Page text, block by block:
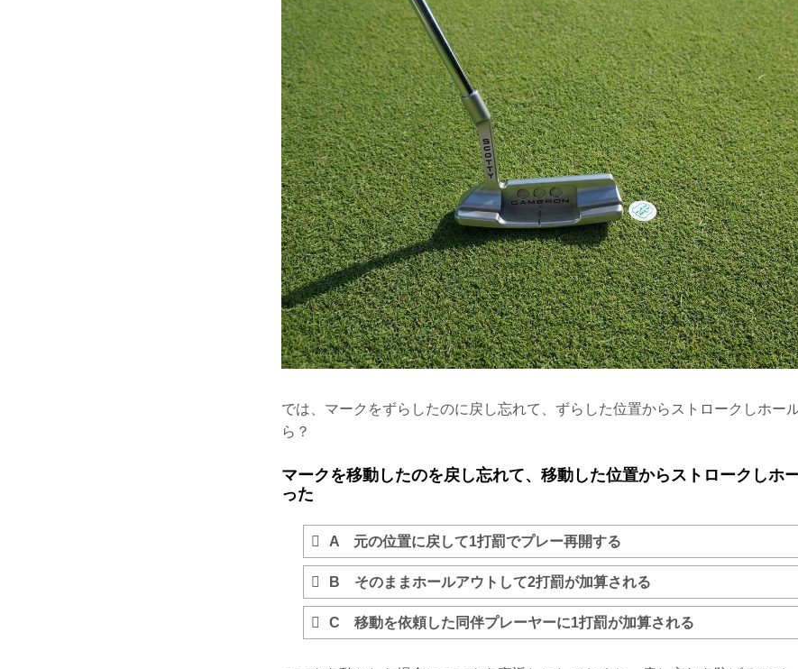
では、マークをずらしたのに戻し忘れて、ずらした位置からストロークしホー
ら？
マークを移動したのを戻し忘れて、移動した位置からストロークしホ
った
A 元の位置に戻して1打罰でプレー再開する
B そのままホールアウトして2打罰が加算される
C 移動を依頼した同伴プレーヤーに1打罰が加算される